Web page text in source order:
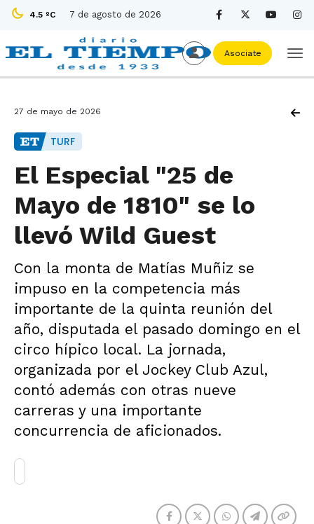
4.5 ºC 7 de agosto de 2026
Asociate
27 de mayo de 2026
TURF
El Especial "25 de
Mayo de 1810" se lo
llevó Wild Guest
Con la monta de Matías Muñiz se
impuso en la competencia más
importante de la quinta reunión del
año, disputada el pasado domingo en el
circo hípico local. La jornada,
organizada por el Jockey Club Azul,
contó además con otras nueve
carreras y una importante
concurrencia de aficionados.